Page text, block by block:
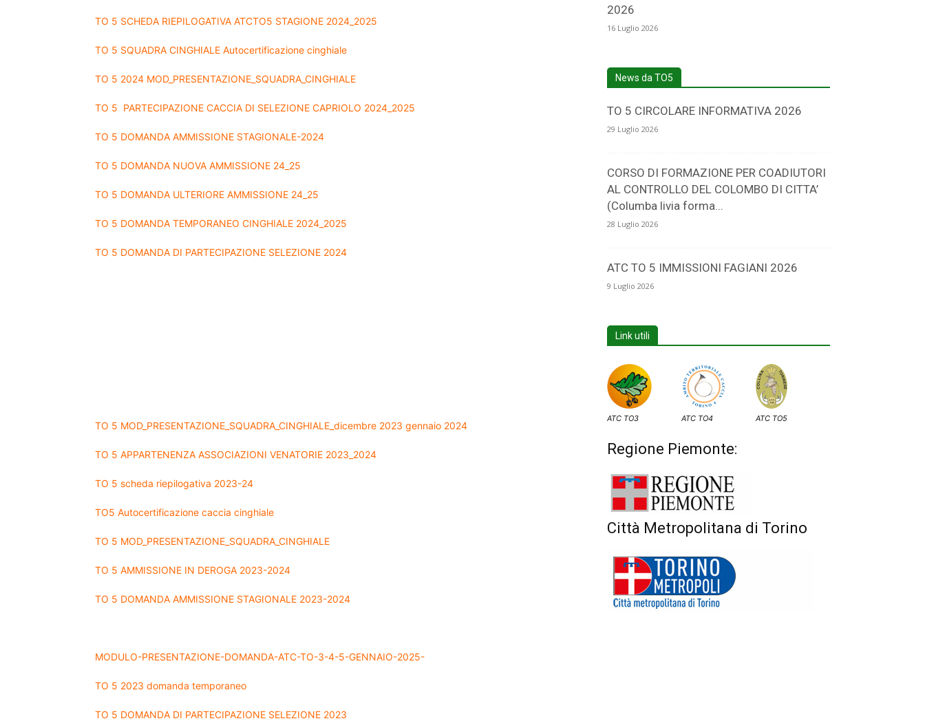
TO 5 SCHEDA RIEPILOGATIVA ATCTO5 STAGIONE 2024_2025
TO 5 SQUADRA CINGHIALE Autocertificazione cinghiale
TO 5 2024 MOD_PRESENTAZIONE_SQUADRA_CINGHIALE
TO 5 PARTECIPAZIONE CACCIA DI SELEZIONE CAPRIOLO 2024_2025
TO 5 DOMANDA AMMISSIONE STAGIONALE-2024
TO 5 DOMANDA NUOVA AMMISSIONE 24_25
TO 5 DOMANDA ULTERIORE AMMISSIONE 24_25
TO 5 DOMANDA TEMPORANEO CINGHIALE 2024_2025
TO 5 DOMANDA DI PARTECIPAZIONE SELEZIONE 2024
TO 5 MOD_PRESENTAZIONE_SQUADRA_CINGHIALE_dicembre 2023 gennaio 2024
TO 5 APPARTENENZA ASSOCIAZIONI VENATORIE 2023_2024
TO 5 scheda riepilogativa 2023-24
TO5 Autocertificazione caccia cinghiale
TO 5 MOD_PRESENTAZIONE_SQUADRA_CINGHIALE
TO 5 AMMISSIONE IN DEROGA 2023-2024
TO 5 DOMANDA AMMISSIONE STAGIONALE 2023-2024
MODULO-PRESENTAZIONE-DOMANDA-ATC-TO-3-4-5-GENNAIO-2025-
TO 5 2023 domanda temporaneo
TO 5 DOMANDA DI PARTECIPAZIONE SELEZIONE 2023
2026
16 Luglio 2026
News da TO5
TO 5 CIRCOLARE INFORMATIVA 2026
29 Luglio 2026
CORSO DI FORMAZIONE PER COADIUTORI
AL CONTROLLO DEL COLOMBO DI CITTA’
(Columba livia forma...
28 Luglio 2026
ATC TO 5 IMMISSIONI FAGIANI 2026
9 Luglio 2026
Link utili
ATC TO3 ATC TO4 ATC TO5
Regione Piemonte:
Città Metropolitana di Torino